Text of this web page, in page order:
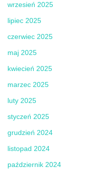
wrzesień 2025
lipiec 2025
czerwiec 2025
maj 2025
kwiecień 2025
marzec 2025
luty 2025
styczeń 2025
grudzień 2024
listopad 2024
październik 2024